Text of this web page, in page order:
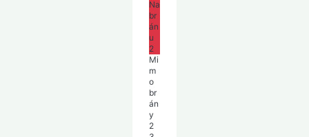
Na
br
án
u
2
Mi
m
o
br
án
y
2